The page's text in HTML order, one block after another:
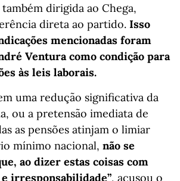
dirigida ao Chega,
direta ao partido. Isso
mencionadas foram
Ventura como condição para
às leis laborais.
uma redução significativa da
ou a pretensão imediata de
as pensões atinjam o limiar
mínimo nacional, não se
ao dizer estas coisas com
irresponsabilidade”, acusou o